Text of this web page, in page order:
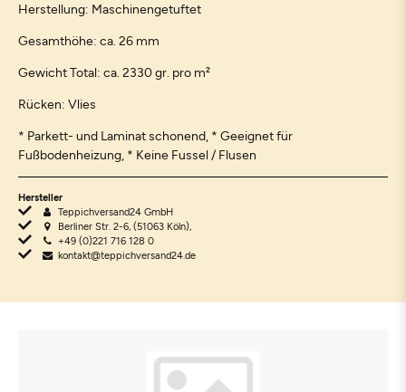
Herstellung: Maschinengetuftet
Gesamthöhe: ca. 26 mm
Gewicht Total: ca. 2330 gr. pro m²
Rücken: Vlies
* Parkett- und Laminat schonend, * Geeignet für
Fußbodenheizung, * Keine Fussel / Flusen
Hersteller
Teppichversand24 GmbH
Berliner Str. 2-6, (51063 Köln),
+49 (0)221 716 128 0
kontakt@teppichversand24.de